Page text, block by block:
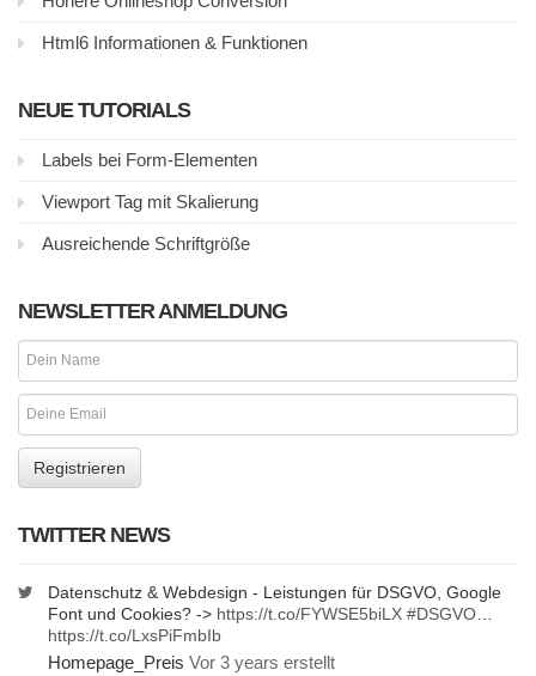
Html6 Informationen & Funktionen
NEUE TUTORIALS
Labels bei Form-Elementen
Viewport Tag mit Skalierung
Ausreichende Schriftgröße
NEWSLETTER ANMELDUNG
TWITTER NEWS
Datenschutz & Webdesign - Leistungen für DSGVO, Google
Font und Cookies? -> https://t.co/FYWSE5biLX #DSGVO
https://t.co/LxsPiFmbIb
Homepage_Preis Vor 3 years erstellt